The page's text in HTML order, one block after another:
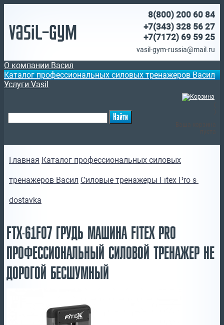
Vasil-Gym
8(800) 200 60 84
+7(343) 328 56 27
+7(7172) 69 59 25
vasil-gym-russia@mail.ru
О компании Васил
Каталог профессиональных силовых тренажеров Васил
Услуги Vasil
Главная Каталог профессиональных силовых
тренажеров Васил Силовые тренажеры Fitex Pro s-
dostavka
FTX-61F07 ГРУДЬ МАШИНА FITEX PRO
ПРОФЕССИОНАЛЬНЫЙ СИЛОВОЙ ТРЕНАЖЕР НЕ
ДОРОГОЙ БЕСШУМНЫЙ